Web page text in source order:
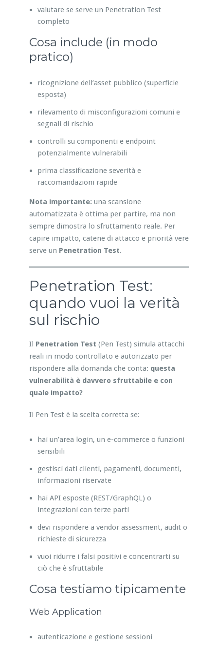
valutare se serve un Penetration Test
completo
Cosa include (in modo
pratico)
ricognizione dell’asset pubblico (superficie
esposta)
rilevamento di misconfigurazioni comuni e
segnali di rischio
controlli su componenti e endpoint
potenzialmente vulnerabili
prima classificazione severità e
raccomandazioni rapide
Nota importante: una scansione
automatizzata è ottima per partire, ma non
sempre dimostra lo sfruttamento reale. Per
capire impatto, catene di attacco e priorità vere
serve un Penetration Test.
Penetration Test:
quando vuoi la verità
sul rischio
Il Penetration Test (Pen Test) simula attacchi
reali in modo controllato e autorizzato per
rispondere alla domanda che conta: questa
vulnerabilità è davvero sfruttabile e con
quale impatto?
Il Pen Test è la scelta corretta se:
hai un’area login, un e-commerce o funzioni
sensibili
gestisci dati clienti, pagamenti, documenti,
informazioni riservate
hai API esposte (REST/GraphQL) o
integrazioni con terze parti
devi rispondere a vendor assessment, audit o
richieste di sicurezza
vuoi ridurre i falsi positivi e concentrarti su
ciò che è sfruttabile
Cosa testiamo tipicamente
Web Application
autenticazione e gestione sessioni